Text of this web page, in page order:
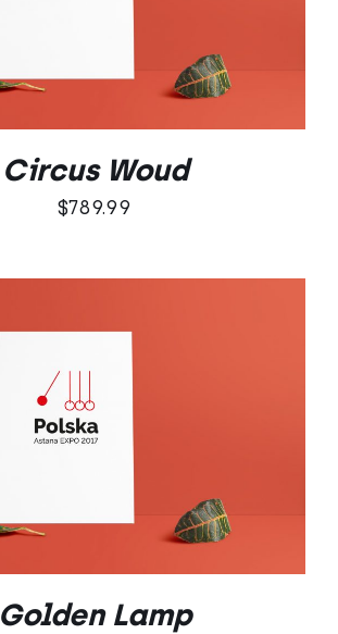
Circus Woud
$789.99
Oceniono
5.00na 5
DODAJ DO KOSZYKA
Golden Lamp